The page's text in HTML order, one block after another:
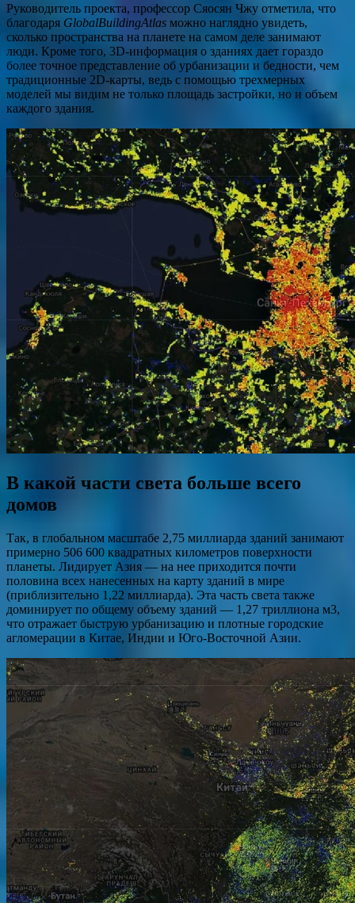
Руководитель проекта, профессор Сяосян Чжу отметила, что
благодаря GlobalBuildingAtlas можно наглядно увидеть,
сколько пространства на планете на самом деле занимают
люди. Кроме того, 3D-информация о зданиях дает гораздо
более точное представление об урбанизации и бедности, чем
традиционные 2D-карты, ведь с помощью трехмерных
моделей мы видим не только площадь застройки, но и объем
каждого здания.
В какой части света больше всего
домов
Так, в глобальном масштабе 2,75 миллиарда зданий занимают
примерно 506 600 квадратных километров поверхности
планеты. Лидирует Азия — на нее приходится почти
половина всех нанесенных на карту зданий в мире
(приблизительно 1,22 миллиарда). Эта часть света также
доминирует по общему объему зданий — 1,27 триллиона м3,
что отражает быструю урбанизацию и плотные городские
агломерации в Китае, Индии и Юго-Восточной Азии.